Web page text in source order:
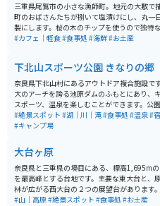
三重県尾鷲市の小さな漁師町。地元の大敷で
町のおばさんたちが捌いて塩漬けにし、丸一
製にします。桜の木のチップを使うので独特
いがして食欲を誘います。ビールのおつまみに
#カフェ｜軽食#食事処 #海鮮#お土産
下北山スポーツ公園 きなりの郷
奈良県下北山村にあるアウトドア複合施設で
大のアーチを誇る池原ダムのふもとにあり、
スポーツ、温泉を楽しむことができます。公
ートキャンプ場、バンガロー、コテージがあり
プでの宿泊も可能です。キャンプ場からは、池
ートや多目的グラウンド、バーベキューハウ
など、様々な設備が整っており、スポーツ合宿
も利用されています。温泉施設「きなりの湯
れを癒すことができ、自然に囲まれた環境で
ュできます。春には下北山村主催のさくら祭
れており、敷地内の桜が満開になると、関西一
#絶景スポット #湖｜川｜滝#食事処 #温泉#
#キャンプ場
大台ヶ原
奈良県と三重県の境目にある、標高1,695m
を最高峰とする台地です。主要な東大台と、
林が広がる西大台の２つの展望台があります
ぎないハイキングコースと、整備された地面で
#山｜高原#絶景スポット #食事処 #お土産